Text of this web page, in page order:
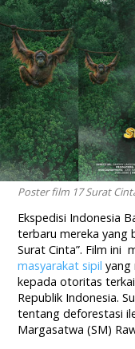
Poster film 17 Surat
Ekspedisi Indonesia
terbaru mereka yang
Surat Cinta”. Film ini
masyarakat sipil yang
kepada otoritas
Republik Indonesia.
tentang deforestasi
Margasatwa (SM)